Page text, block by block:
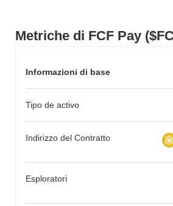
Metriche di FCF Pay
Informazioni di base
Tipo de activo
Indirizzo del Contratto
Esploratori